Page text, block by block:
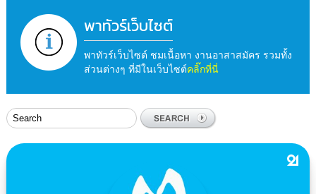
พาทัวร์เว็บไซต์
พาทัวร์เว็บไซต์ ชมเนื้อหา งานอาสาสมัคร รวมทั้ง
ส่วนต่างๆ ที่มีในเว็บไซต์คลิ๊กที่นี่